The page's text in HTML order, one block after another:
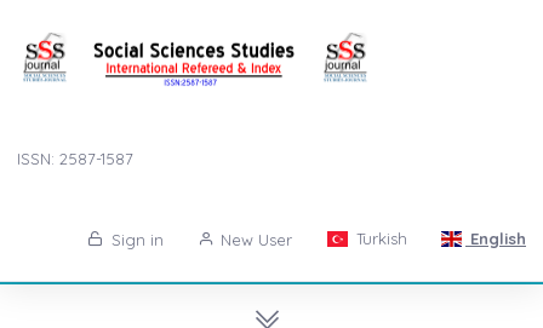
ISSN: 2587-1587
Sign in New User Turkish English